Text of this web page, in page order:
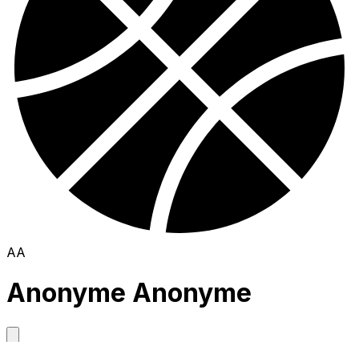
AA
Anonyme Anonyme